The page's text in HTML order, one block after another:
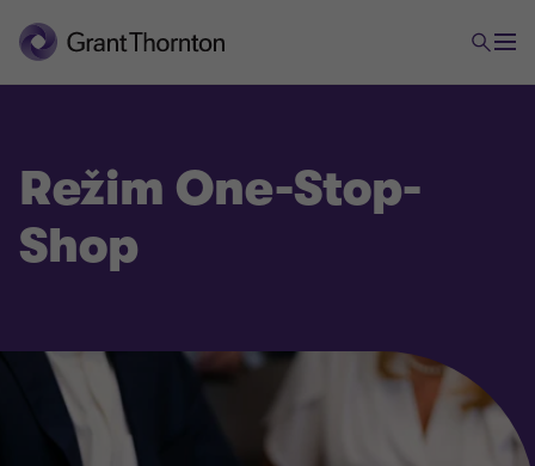
Režim One-Stop-
Shop